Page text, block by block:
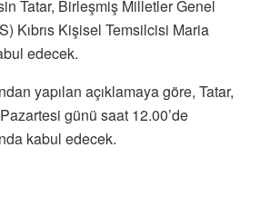
Tatar, Birleşmiş Milletler Genel
Kıbrıs Kişisel Temsilcisi Maria
edecek.
yapılan açıklamaya göre, Tatar,
günü saat 12.00’de
kabul edecek.